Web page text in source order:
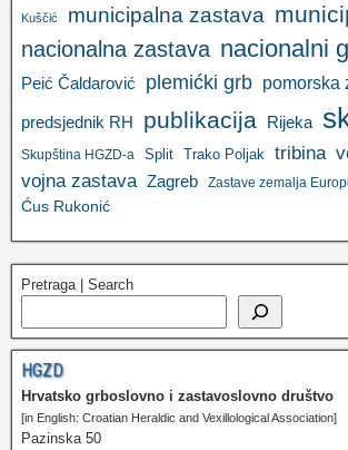
Kuščić municipalna zastava
nacionalna zastava nacionalni
Peić Čaldarović plemićki grb pomorska
predsjednik RH publikacija Rijeka
Skupština HGZD-a Split Trako Poljak tribina
vojna zastava Zagreb Zastave zemalja
Ćus Rukonić
Pretraga | Search
HGZD
Hrvatsko grboslovno i zastavoslovno društvo
[in English: Croatian Heraldic and Vexillological Association]
Pazinska 50